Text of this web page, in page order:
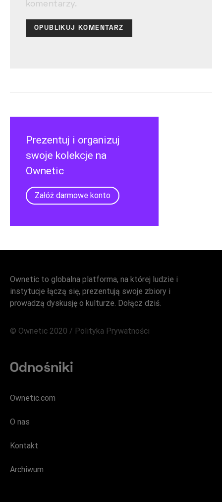
komentarzy.
Prezentuj i organizuj
swoje kolekcje na
Ownetic
Załóż darmowe konto
Ownetic to globalna platforma, na której ludzie i
instytucje łączą się, prezentują swoje zbiory i
prowadzą dyskusję o kulturze. Dołącz dziś.
© Ownetic 2020 / Polityka Prywatności
Odnośniki
Ownetic.com
O nas
Kontakt
Archiwum